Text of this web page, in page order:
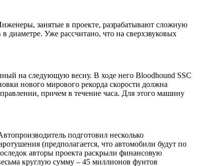
занятые в проекте, разрабатывают сложную
диаметре. Уже рассчитано, что на сверхзвуковых
на следующую весну. В ходе него Bloodhound SSC
нового мирового рекорда скорости должна
причем в течение часа. Для этого машину
подготовил несколько
(предполагается, что автомобили будут по
авторы проекта раскрыли финансовую
круглую сумму – 45 миллионов фунтов